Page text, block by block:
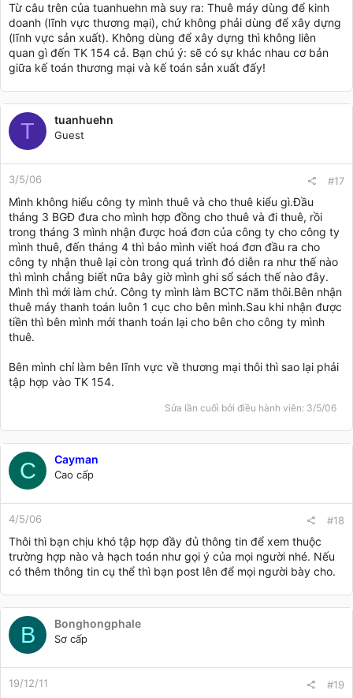
Từ câu trên của tuanhuehn mà suy ra: Thuê máy dùng để kinh
doanh (lĩnh vực thương mại), chứ không phải dùng để xây dựng
(lĩnh vực sản xuất). Không dùng để xây dựng thì không liên
quan gì đến TK 154 cả. Bạn chú ý: sẽ có sự khác nhau cơ bản
giữa kế toán thương mại và kế toán sản xuất đấy!
T tuanhuehn
Guest
3/5/06 #17
Mình không hiểu công ty mình thuê và cho thuê kiểu gì.Đầu
tháng 3 BGĐ đưa cho mình hợp đồng cho thuê và đi thuê, rồi
trong tháng 3 mình nhận được hoá đơn của công ty cho công ty
mình thuê, đến tháng 4 thì bảo mình viết hoá đơn đầu ra cho
công ty nhận thuê lại còn trong quá trình đó diễn ra như thế nào
thì mình chẳng biết nữa bây giờ mình ghi sổ sách thế nào đây.
Mình thì mới làm chứ. Công ty mình làm BCTC năm thôi.Bên nhận
thuê máy thanh toán luôn 1 cục cho bên mình.Sau khi nhận được
tiền thì bên mình mới thanh toán lại cho bên cho công ty mình
thuê.
Bên mình chỉ làm bên lĩnh vực về thương mại thôi thì sao lại phải
tập hợp vào TK 154.
Sửa lần cuối bởi điều hành viên: 3/5/06
C Cayman
Cao cấp
4/5/06 #18
Thôi thì bạn chịu khó tập hợp đầy đủ thông tin để xem thuộc
trường hợp nào và hạch toán như gọi ý của mọi người nhé. Nếu
có thêm thông tin cụ thể thì bạn post lên để mọi người bày cho.
B Bonghongphale
Sơ cấp
19/12/11 #19